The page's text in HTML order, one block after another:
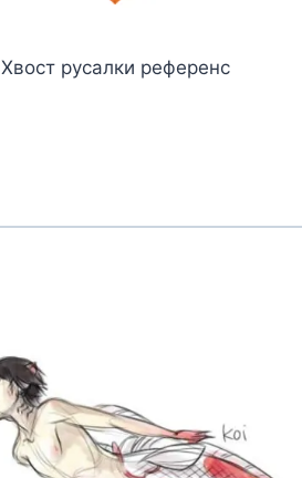
Хвост русалки референс